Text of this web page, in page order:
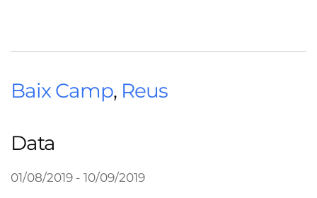
Baix Camp, Reus
Data
01/08/2019 - 10/09/2019